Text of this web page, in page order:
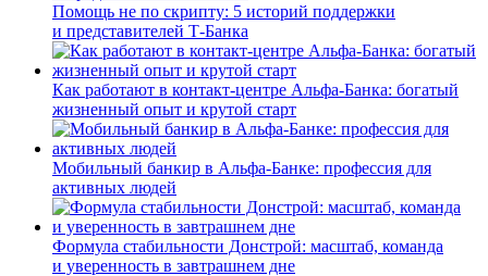
Помощь не по скрипту: 5 историй поддержки
и представителей Т-Банка
Как работают в контакт-центре Альфа-Банка: богатый
жизненный опыт и крутой старт
Мобильный банкир в Альфа-Банке: профессия для
активных людей
Формула стабильности Донстрой: масштаб, команда
и уверенность в завтрашнем дне